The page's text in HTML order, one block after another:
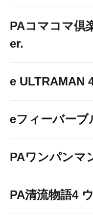
PAコマコマ倶
er.
e ULTRAMAN
eフィーバー
PAワンパンマ
PA清流物語4